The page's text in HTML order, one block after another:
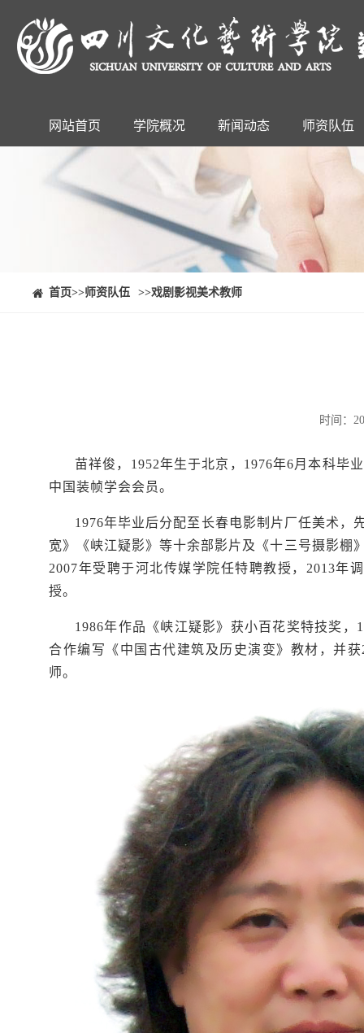
⠀⠀首页>>师资队伍 >>戏剧影视美术教师
时间：
苗祥俊， 1952年生于北京， 1976年6月本科毕
中国装帧学会会员。
1976年毕业后分配至长春电影制片厂任美术，
宽》《峡江疑影》等十余部影片及《十三号摄影棚
2007年受聘于河北传媒学院任特聘教授， 2013年
授。
1986年作品《峡江疑影》获小百花奖特技奖，
合作编写《中国古代建筑及历史演变》教材，并获
师。
网站首页 学院概况 新闻动态 师资队伍